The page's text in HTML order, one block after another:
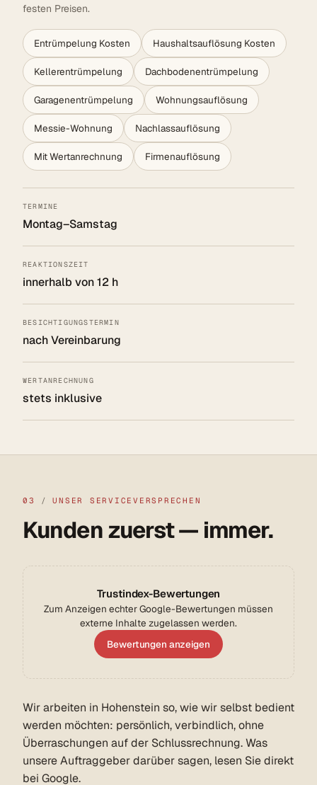
festen Preisen.
Entrümpelung Kosten Haushaltsauflösung Kosten
Kellerentrümpelung Dachbodenentrümpelung
Garagenentrümpelung Wohnungsauflösung
Messie-Wohnung Nachlassauflösung
Mit Wertanrechnung Firmenauflösung
TERMINE
Montag–Samstag
REAKTIONSZEIT
innerhalb von 12 h
BESICHTIGUNGSTERMIN
nach Vereinbarung
WERTANRECHNUNG
stets inklusive
03 / UNSER SERVICEVERSPRECHEN
Kunden zuerst — immer.
Trustindex-Bewertungen
Zum Anzeigen echter Google-Bewertungen müssen
externe Inhalte zugelassen werden.
Bewertungen anzeigen
Wir arbeiten in Hohenstein so, wie wir selbst bedient
werden möchten: persönlich, verbindlich, ohne
Überraschungen auf der Schlussrechnung. Was
unsere Auftraggeber darüber sagen, lesen Sie direkt
bei Google.